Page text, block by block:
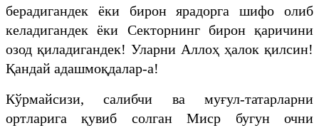
берадигандек ёки бирон ярадорга шифо олиб
келадигандек ёки Секторнинг бирон қаричини
озод қиладигандек! Уларни Аллоҳ ҳалок қилсин!
Қандай адашмоқдалар-а!
Кўрмайсизи, салибчи ва муғул-татарларни
ортларига қувиб солган Миср бугун очни